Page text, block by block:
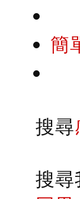
簡
搜尋
搜尋